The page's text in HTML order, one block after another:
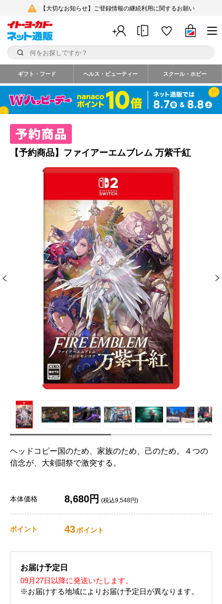
【大切なお知らせ】ご登録情報の継続利用に関するお願い
ギフト・フード ヘルス・ビューティー スクール・ホビー
【予約商品】ファイアーエムブレム 万紫千紅
ヘッドコピー国のため、家族のため、己のため。４つの
信念が、大剣闘祭で激突する。
本体価格 8,680円 (税込9,548円)
ポイント 43ポイント
お届け予定日
09月27日以降に発送いたします。
※お届けする地域によりお届け予定日が異なります。